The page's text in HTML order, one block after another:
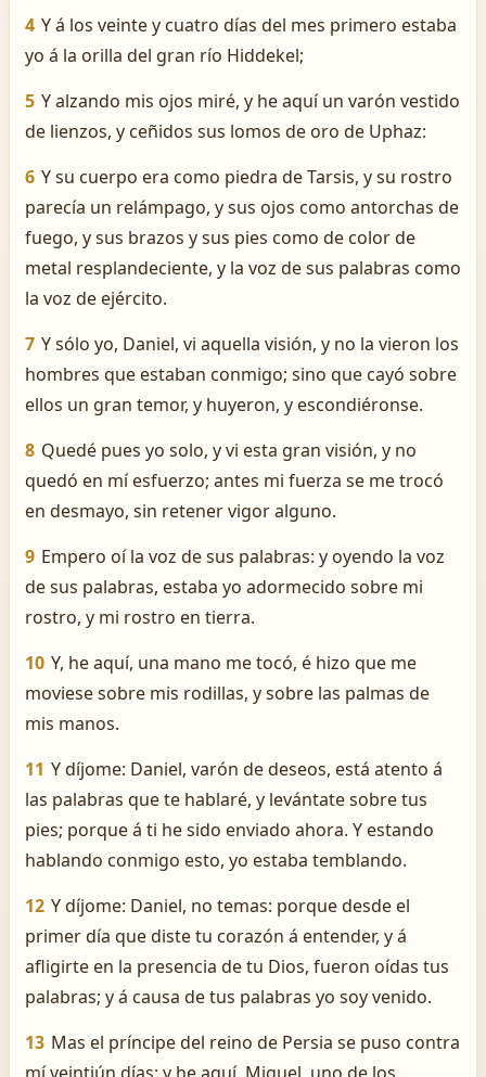
4 Y á los veinte y cuatro días del mes primero estaba
yo á la orilla del gran río Hiddekel;
5 Y alzando mis ojos miré, y he aquí un varón vestido
de lienzos, y ceñidos sus lomos de oro de Uphaz:
6 Y su cuerpo era como piedra de Tarsis, y su rostro
parecía un relámpago, y sus ojos como antorchas de
fuego, y sus brazos y sus pies como de color de
metal resplandeciente, y la voz de sus palabras como
la voz de ejército.
7 Y sólo yo, Daniel, vi aquella visión, y no la vieron los
hombres que estaban conmigo; sino que cayó sobre
ellos un gran temor, y huyeron, y escondiéronse.
8 Quedé pues yo solo, y vi esta gran visión, y no
quedó en mí esfuerzo; antes mi fuerza se me trocó
en desmayo, sin retener vigor alguno.
9 Empero oí la voz de sus palabras: y oyendo la voz
de sus palabras, estaba yo adormecido sobre mi
rostro, y mi rostro en tierra.
10 Y, he aquí, una mano me tocó, é hizo que me
moviese sobre mis rodillas, y sobre las palmas de
mis manos.
11 Y díjome: Daniel, varón de deseos, está atento á
las palabras que te hablaré, y levántate sobre tus
pies; porque á ti he sido enviado ahora. Y estando
hablando conmigo esto, yo estaba temblando.
12 Y díjome: Daniel, no temas: porque desde el
primer día que diste tu corazón á entender, y á
afligirte en la presencia de tu Dios, fueron oídas tus
palabras; y á causa de tus palabras yo soy venido.
13 Mas el príncipe del reino de Persia se puso contra